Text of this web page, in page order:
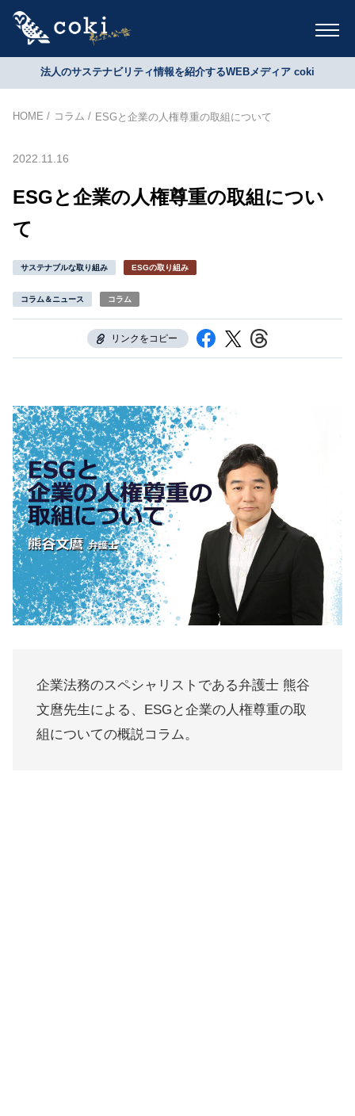
法人のサステナビリティ情報を紹介するWEBメディア coki
HOME コラム ESGと企業の人権尊重の取組について
2022.11.16
ESGと企業の人権尊重の取組につい
て
サステナブルな取り組み ESGの取り組み
コラム＆ニュース コラム
リンクをコピー
企業法務のスペシャリストである弁護士 熊谷
文麿先生による、ESGと企業の人権尊重の取
組についての概説コラム。